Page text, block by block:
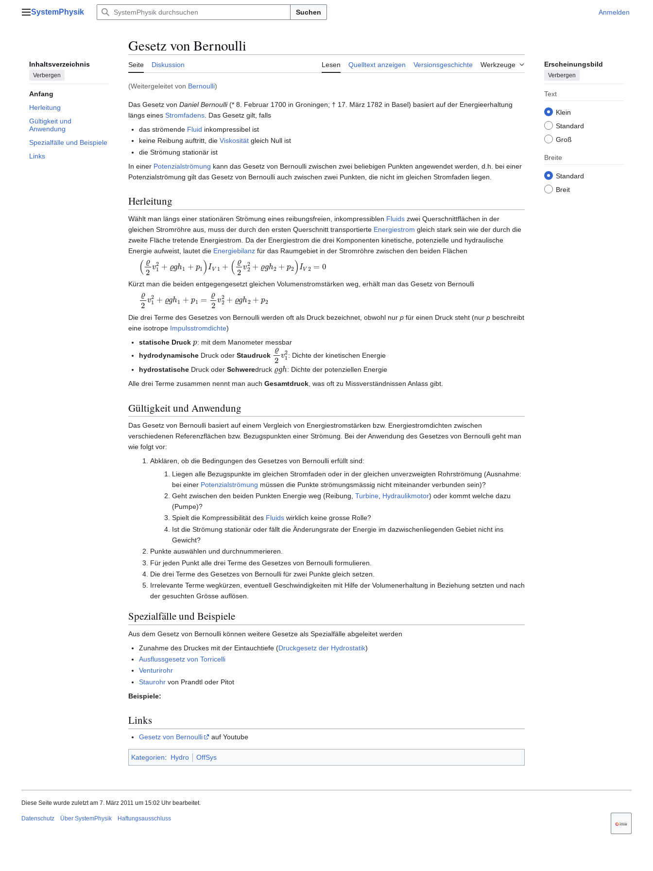
Hauptmenü
SystemPhysik Suchen Anmelden
Inhaltsverzeichnis
Verbergen
Anfang
Herleitung
Gültigkeit und
Anwendung
Spezialfälle und Beispiele
Links
Gesetz von Bernoulli
Seite Diskussion Lesen Quelltext anzeigen Versionsgeschichte Werkzeuge Erscheinungsbild
Verbergen
Text
Klein
Standard
Groß
Breite
Standard
Breit
(Weitergeleitet von Bernoulli)
Das Gesetz von Daniel Bernoulli(* 8. Februar 1700 in Groningen; † 17. März 1782 in Basel) basiert auf der Energieerhaltung
längs eines Stromfadens . Das Gesetz gilt, falls
das strömende Fluid inkompressibel ist
keine Reibung auftritt, dieViskosität gleich Null ist
die Strömung stationär ist
In einer Potenzialströmung kann das Gesetz von Bernoulli zwischen zwei beliebigen Punkten angewendet werden, d.h. bei einer
Potenzialströmung gilt das Gesetz von Bernoulli auch zwischen zwei Punkten, die nicht im gleichen Stromfaden liegen.
Herleitung
Wählt man längs einer stationären Strömung eines reibungsfreien, inkompressiblen Fluids zwei Querschnittflächen in der
gleichen Stromröhre aus, muss der durch den ersten Querschnitt transportierte Energiestrom gleich stark sein wie der durch die
zweite Fläche tretende Energiestrom. Da der Energiestrom die drei Komponenten kinetische, potenzielle und hydraulische
Energie aufweist, lautet die Energiebilanz für das Raumgebiet in der Stromröhre zwischen den beiden Flächen
(ϱ2 1 2+ gh + )IV1 ϱ 2v 2 + ϱ + 2 2=0
Kürzt man die beiden entgegengesetzt gleichen Volumenstromstärken weg, erhält man das Gesetz von Bernoulli
ϱ2 v1 2 g + 2v 2 + h2 p
Die drei Terme des Gesetzes von Bernoulli werden oft als Druck bezeichnet, obwohl nur p für einen Druck steht (nur p beschreibt
eine isotrope Impulsstromdichte)
statische Druck
: mit dem Manometer messbar
hydrodynamische Druck oderStaudruck ϱ2 v1: Dichte der kinetischen Energie
hydrostatische Druck oderSchweredruck ϱ gh : Dichte der potenziellen Energie
Alle drei Terme zusammen nennt man auch Gesamtdruck, was oft zu Missverständnissen Anlass gibt.
Gültigkeit und Anwendung
Das Gesetz von Bernoulli basiert auf einem Vergleich von Energiestromstärken bzw. Energiestromdichten zwischen
verschiedenen Referenzflächen bzw. Bezugspunkten einer Strömung. Bei der Anwendung des Gesetzes von Bernoulli geht man
wie folgt vor:
Abklären, ob die Bedingungen des Gesetzes von Bernoulli erfüllt sind:
Liegen alle Bezugspunkte im gleichen Stromfaden oder in der gleichen unverzweigten Rohrströmung (Ausnahme:
bei einer Potenzialströmung müssen die Punkte strömungsmässig nicht miteinander verbunden sein)?
Geht zwischen den beiden Punkten Energie weg (Reibung, Turbine, Hydraulikmotor) oder kommt welche dazu
(Pumpe)?
Spielt die Kompressibilität des Fluidswirklich keine grosse Rolle?
Ist die Strömung stationär oder fällt die Änderungsrate der Energie im dazwischenliegenden Gebiet nicht ins
Gewicht?
Punkte auswählen und durchnummerieren.
Für jeden Punkt alle drei Terme des Gesetzes von Bernoulli formulieren.
Die drei Terme des Gesetzes von Bernoulli für zwei Punkte gleich setzen.
Irrelevante Terme wegkürzen, eventuell Geschwindigkeiten mit Hilfe der Volumenerhaltung in Beziehung setzten und nach
der gesuchten Grösse auflösen.
Spezialfälle und Beispiele
Aus dem Gesetz von Bernoulli können weitere Gesetze als Spezialfälle abgeleitet werden
Zunahme des Druckes mit der Eintauchtiefe (Druckgesetz der Hydrostatik)
Ausflussgesetz von Torricelli
Venturirohr
Staurohr von Prandtl oder Pitot
Beispiele:
Links
Gesetz von Bernoulli auf Youtube
Kategorien: Hydro OffSys
Diese Seite wurde zuletzt am 7. März 2011 um 15:02 Uhr bearbeitet.
Datenschutz Über SystemPhysik Haftungsausschluss